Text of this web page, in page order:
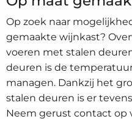
Op zoek naar
gemaakte wijnkast?
voeren met stalen
deuren is de
managen. Dankzij het
stalen deuren is er
Neem gerust contact op